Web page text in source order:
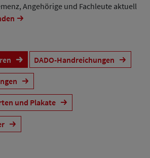
Angehörige und Fachleute aktuell
DADO-Handreichungen
und Plakate